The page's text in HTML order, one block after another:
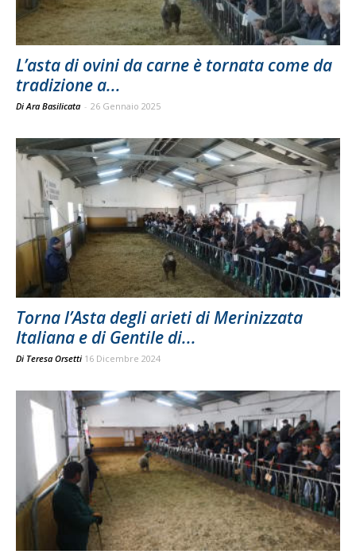
L’asta di ovini da carne è tornata come da
tradizione a...
Di Ara Basilicata - 26 Gennaio 2025
Torna l’Asta degli arieti di Merinizzata
Italiana e di Gentile di...
Di Teresa Orsetti 16 Dicembre 2024